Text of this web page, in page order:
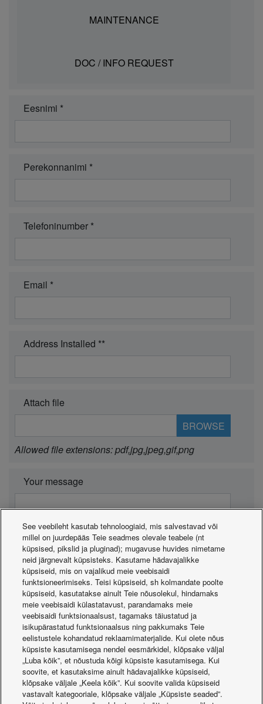
MAINTENANCE
DOC / INFO REQUEST
Eesnimi *
Perekonnanimi *
Telefoninumber *
Email *
Address Installed **
Attach file
Allowed file extensions: pdf,jpg,jpeg,gif,png
Your message
Panasonic guarantees that the personal information
you send is used only for the purpose of responding
to your application.
* All fields are mandatory.
** Field mandatory for installation and maintenance.
See veebileht kasutab tehnoloogiaid, mis salvestavad või
millel on juurdepääs Teie seadmes olevale teabele (nt
küpsised, pikslid ja pluginad); mugavuse huvides nimetame
neid järgnevalt küpsisteks. Kasutame hädavajalikke
küpsiseid, mis on vajalikud meie veebisaidi
funktsioneerimiseks. Teisi küpsiseid, sh kolmandate poolte
küpsiseid, kasutatakse ainult Teie nõusolekul, hindamaks
meie veebisaidi külastatavust, parandamaks meie
veebisaidi funktsionaalsust, tagamaks täiustatud ja
isikupärastatud funktsionaalsus ning pakkumaks Teie
eelistustele kohandatud reklaamimaterjalide. Kui olete nõus
küpsiste kasutamisega nendel eesmärkidel, klõpsake väljal
„Luba kõik”, et nõustuda kõigi küpsiste kasutamisega. Kui
soovite, et kasutaksime ainult hädavajalikke küpsiseid,
klõpsake väljale „Keela kõik”. Kui soovite valida küpsiseid
vastavalt kategooriale, klõpsake väljale „Küpsiste seaded”.